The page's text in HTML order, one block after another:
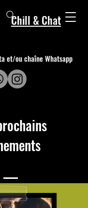
Chill & Chat
et/ou chaîne Whatsapp